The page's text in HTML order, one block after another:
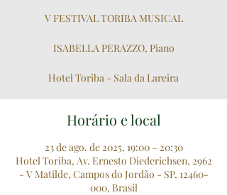
V FESTIVAL TORIBA MUSICAL
ISABELLA PERAZZO, Piano
Hotel Toriba - Sala da Lareira
Horário e local
23 de ago. de 2025, 19:00 – 20:30
Hotel Toriba, Av. Ernesto Diederichsen, 2962
- V Matilde, Campos do Jordão - SP, 12460-
000, Brasil